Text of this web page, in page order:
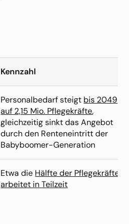
Kennzahl
Personalbedarf steigt bis 2049
auf 2,15 Mio. Pflegekräfte,
gleichzeitig sinkt das Angebot
durch den Renteneintritt der
Babyboomer-Generation
Etwa die Hälfte der Pflegekräfte
arbeitet in Teilzeit